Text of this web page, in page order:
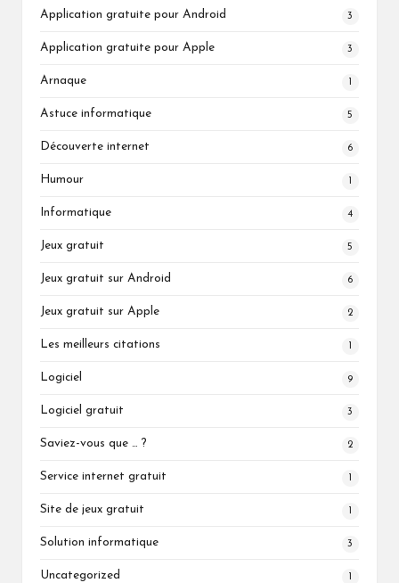
Application gratuite pour Android 3
Application gratuite pour Apple 3
Arnaque
Astuce informatique 5
Découverte internet 6
Humour
Informatique 4
Jeux gratuit 5
Jeux gratuit sur Android 6
Jeux gratuit sur Apple 2
Les meilleurs citations
Logiciel 9
Logiciel gratuit 3
Saviez-vous que … ? 2
Service internet gratuit
Site de jeux gratuit
Solution informatique 3
Uncategorized